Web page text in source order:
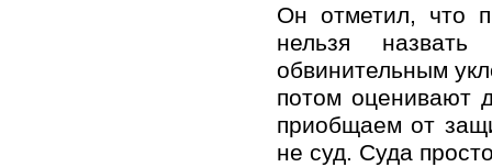
Он отметил, что
нельзя
обвинительным
потом оценивают
приобщаем от
не суд. Суда